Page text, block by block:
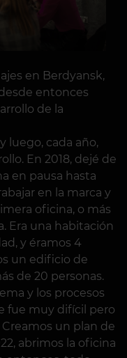
en Berdyansk,
entonces
de la
luego, cada año,
En 2018, dejé de
en pausa hasta
en la marca y
oficina, o más
Era una habitación
y éramos 4
un edificio de
de 20 personas.
y los procesos
fue muy difícil pero
un plan de
abrimos la oficina